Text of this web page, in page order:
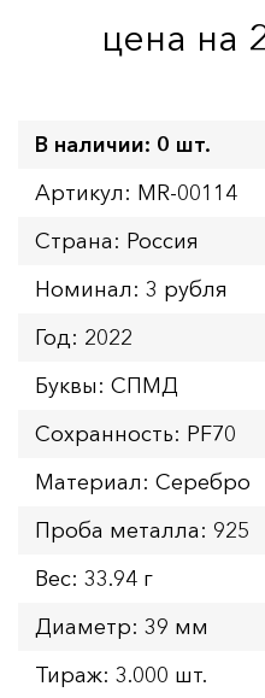
цена на
В наличии: 0 шт.
Артикул: MR-00114
Страна: Россия
Номинал: 3 рубля
Год: 2022
Буквы: СПМД
Сохранность: PF70
Материал: Серебро
Проба металла: 925
Вес: 33.94 г
Диаметр: 39 мм
Тираж: 3.000 шт.